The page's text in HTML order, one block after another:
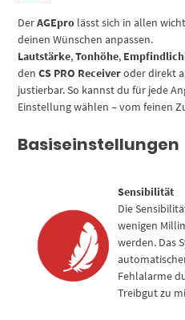
DerAGEpro lässt sich in allen
deinen Wünschen anpassen.
Lautstärke,Tonhöhe,
denCS PRO Receiveroder direkt
justierbar. So kannst du für jede
Einstellung wählen – vom feinen
Basiseinstellungen
Sensibilität
Die
wenigen
werden. Das
Fehlalarme
Treibgut zu